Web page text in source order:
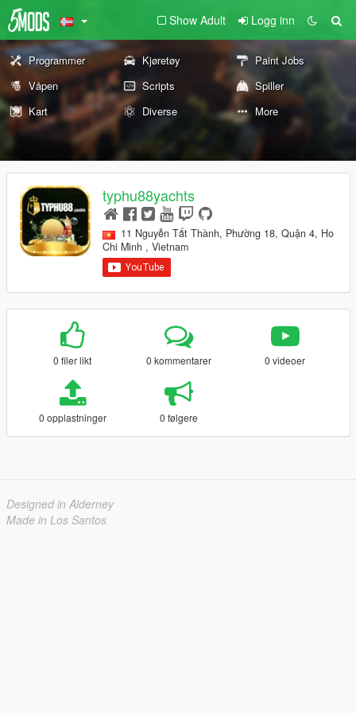
Show Adult Logg inn
Programmer Kjøretøy
Paint Jobs
Våpen
Scripts
Spiller
Kart
Diverse More
typhu88yachts
11 Nguyễn Tất Thành, Phường 18, Quận 4, Ho
Chi Minh , Vietnam
0 filer likt 0 kommentarer 0 videoer
0 opplastninger 0 følgere
Designed in Alderney
Made in Los Santos